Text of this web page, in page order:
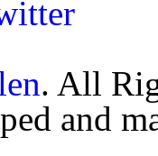
. All
and